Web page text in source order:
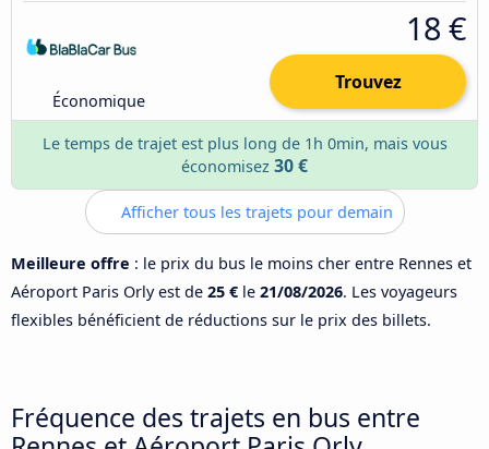
Économique
18 €
Trouvez
Le temps de trajet est plus long de 1h 0min, mais vous
économisez 30 €
Afficher tous les trajets pour demain
Meilleure offre : le prix du bus le moins cher entre Rennes et
Aéroport Paris Orly est de 25 € le 21/08/2026. Les voyageurs
flexibles bénéficient de réductions sur le prix des billets.
Fréquence des trajets en bus entre